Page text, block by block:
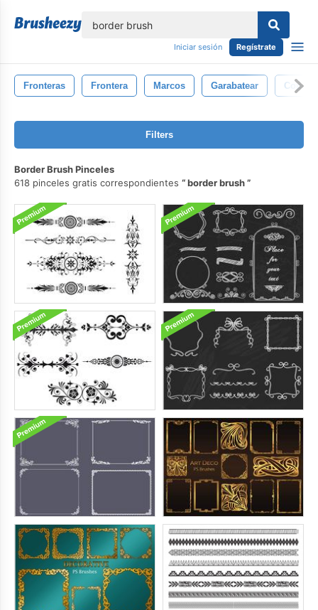
Iniciar sesión Regístrate
Fronteras Frontera Marcos Garabatear Copas
Filters
Border Brush Pinceles
618 pinceles gratis correspondientes
border brush